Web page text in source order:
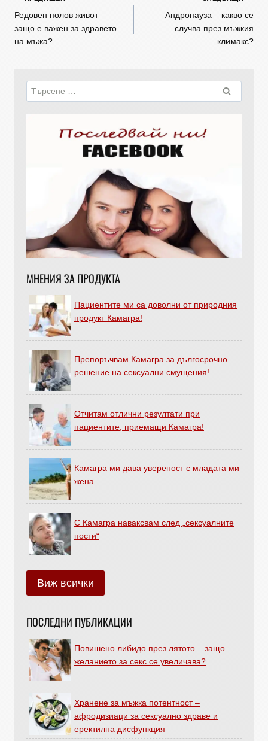
Редовен полов живот –
защо е важен за здравето
на мъжа?
Андропауза – какво се
случва през мъжкия
климакс?
МНЕНИЯ ЗА ПРОДУКТА
Пациентите ми са доволни от природния
продукт Камагра!
Препоръчвам Камагра за дългосрочно
решение на сексуални смущения!
Отчитам отлични резултати при
пациентите, приемащи Камагра!
Камагра ми дава увереност с младата ми
жена
С Камагра наваксвам след „сексуалните
пости“
Виж всички
ПОСЛЕДНИ ПУБЛИКАЦИИ
Повишено либидо през лятото – защо
желанието за секс се увеличава?
Хранене за мъжка потентност –
афродизиаци за сексуално здраве и
еректилна дисфункция